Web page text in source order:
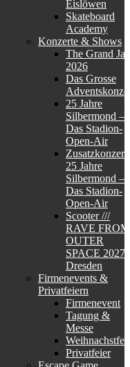
Eislöwen
Skateboard
Academy
Konzerte & Shows
The Grand
2026
Das Grosse
25 Jahre
Silbermond –
Das Stadion-
Open-Air
Zusatzkonzert:
25 Jahre
Silbermond –
Das Stadion-
Open-Air
Scooter ///
RAVE FROM
OUTER
SPACE 2027
Dresden
Firmenevents &
Privatfeiern
Firmenevent
Tagung &
Messe
Privatfeier